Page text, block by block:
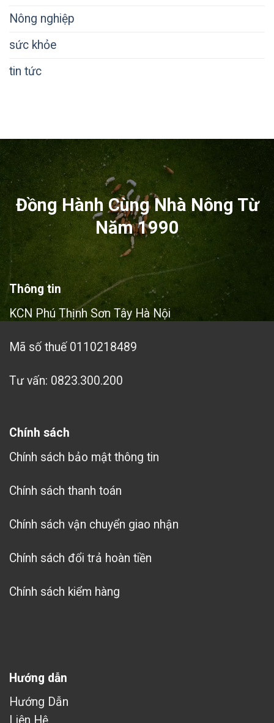
Nông nghiệp
sức khỏe
tin tức
Đồng Hành Cùng Nhà Nông Từ
Năm 1990
Thông tin
KCN Phú Thịnh Sơn Tây Hà Nội
Mã số thuế 0110218489
Tư vấn: 0823.300.200
Chính sách
Chính sách bảo mật thông tin
Chính sách thanh toán
Chính sách vận chuyển giao nhận
Chính sách đổi trả hoàn tiền
Chính sách kiểm hàng
Hướng dẫn
Hướng Dẫn